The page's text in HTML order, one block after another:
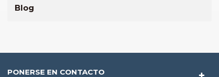
Blog
PONERSE EN CONTACTO